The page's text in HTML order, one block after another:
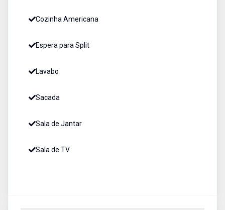
Cozinha Americana
Espera para Split
Lavabo
Sacada
Sala de Jantar
Sala de TV